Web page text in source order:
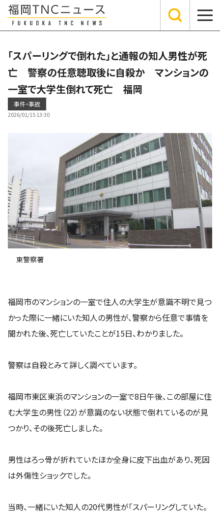
「スパーリングで倒れた」と通報の知人男性が死
亡 警察の任意聴取後に自殺か マンションの
一室で大学生倒れて死亡 福岡
事件・事故
2026/01/15 13:30
東警察署
福岡市のマンションの一室で住人の大学生が意識不明で見つ
かった際に一緒にいた知人の男性が、警察から任意で事情を
聞かれた後、死亡していたことが15日、わかりました。
警察は自殺とみて詳しく調べています。
福岡市東区東浜のマンションの一室で8日午後、この部屋に住
む大学生の男性（22）が意識のない状態で倒れているのが見
つかり、その後死亡しました。
男性はろっ骨が折れていたほか全身に皮下出血があり、死因
は外傷性ショックでした。
当時、一緒にいた知人の20代男性が「スパーリングしていた。